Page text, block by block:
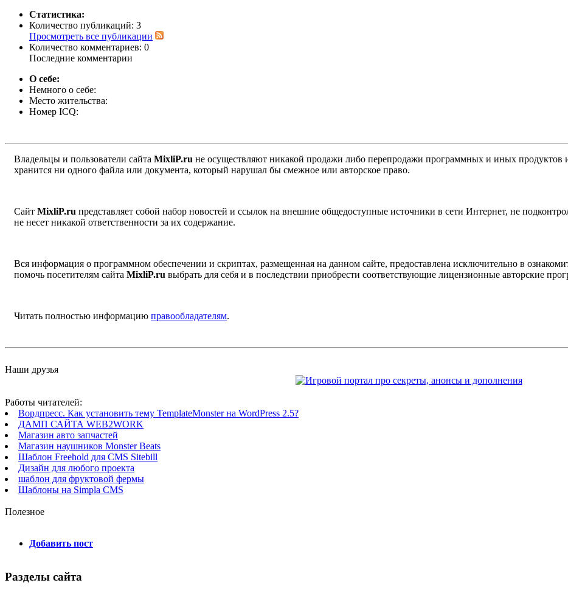
Статистика:
Количество публикаций: 3
Просмотреть все публикации
Количество комментариев: 0
Последние комментарии
О себе:
Немного о себе:
Место жительства:
Номер ICQ:
Владельцы и пользователи сайта MixliP.ru не осуществляют никакой продажи либо перепродажи программных и иных продуктов
хранится ни одного файла или документа, который нарушал бы смежное или авторское право.
Сайт MixliP.ru представляет собой набор новостей и ссылок на внешние общедоступные источники в сети Интернет, не
не несет никакой ответственности за их содержание.
Вся информация о программном обеспечении и скриптах, размещенная на данном сайте, предоставлена исключительно в
помочь посетителям сайта MixliP.ru выбрать для себя и в последствии приобрести соответствующие лицензионные авторские
Читать полностью информацию правообладателям.
Наши друзья
Работы читателей:
Вордпресс. Как установить тему TemplateMonster на WordPress 2.5?
ДАМП САЙТА WEB2WORK
Магазин авто запчастей
Магазин наушников Monster Beats
Шаблон Freehold для CMS Sitebill
Дизайн для любого проекта
шаблон для фруктовой фермы
Шаблоны на Simpla CMS
Полезное
Добавить пост
Разделы сайта